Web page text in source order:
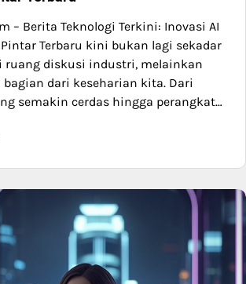
– Berita Teknologi Terkini: Inovasi AI
Terbaru kini bukan lagi sekadar
ruang diskusi industri, melainkan
dari keseharian kita. Dari
semakin cerdas hingga perangkat…